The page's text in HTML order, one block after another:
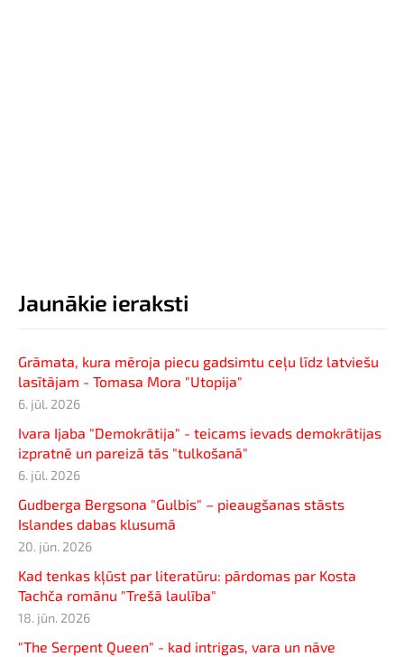
Jaunākie ieraksti
Grāmata, kura mēroja piecu gadsimtu ceļu līdz latviešu
lasītājam - Tomasa Mora "Utopija"
6. jūl. 2026
Ivara Ijaba "Demokrātija" - teicams ievads demokrātijas
izpratnē un pareizā tās "tulkošanā"
6. jūl. 2026
Gudberga Bergsona "Gulbis" – pieaugšanas stāsts
Islandes dabas klusumā
20. jūn. 2026
Kad tenkas kļūst par literatūru: pārdomas par Kosta
Tachča romānu "Trešā laulība"
18. jūn. 2026
"The Serpent Queen" - kad intrigas, vara un nāve